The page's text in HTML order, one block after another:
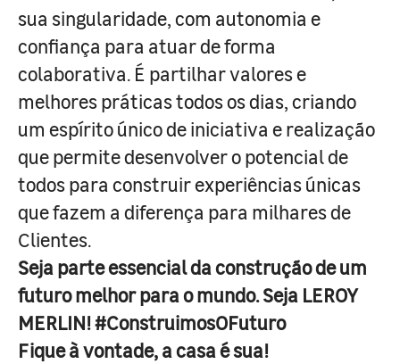
sua singularidade, com autonomia e
confiança para atuar de forma
colaborativa. É partilhar valores e
melhores práticas todos os dias, criando
um espírito único de iniciativa e realização
que permite desenvolver o potencial de
todos para construir experiências únicas
que fazem a diferença para milhares de
Clientes.
Seja parte essencial da construção de um
futuro melhor para o mundo. Seja LEROY
MERLIN! #ConstruimosOFuturo
Fique à vontade, a casa é sua!